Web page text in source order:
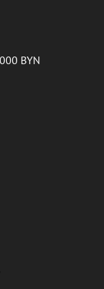
BYN